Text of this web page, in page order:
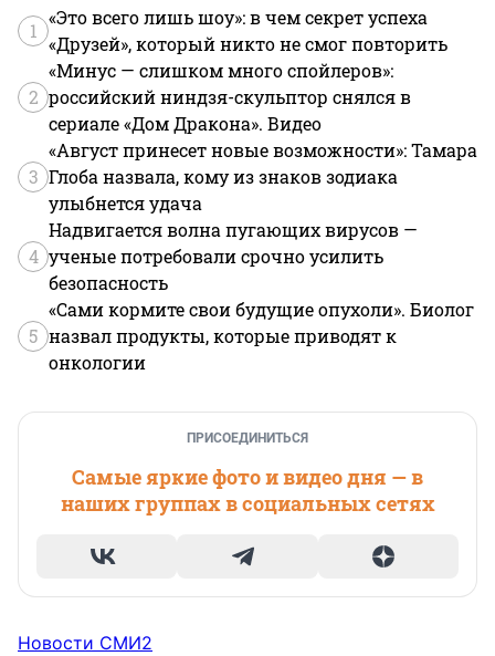
1
«Это всего лишь шоу»: в чем секрет успеха
«Друзей», который никто не смог повторить
2
«Минус — слишком много спойлеров»:
российский ниндзя-скульптор снялся в
сериале «Дом Дракона». Видео
3
«Август принесет новые возможности»: Тамара
Глоба назвала, кому из знаков зодиака
улыбнется удача
4
Надвигается волна пугающих вирусов —
ученые потребовали срочно усилить
безопасность
5
«Сами кормите свои будущие опухоли». Биолог
назвал продукты, которые приводят к
онкологии
ПРИСОЕДИНИТЬСЯ
Самые яркие фото и видео дня — в
наших группах в социальных сетях
Новости СМИ2